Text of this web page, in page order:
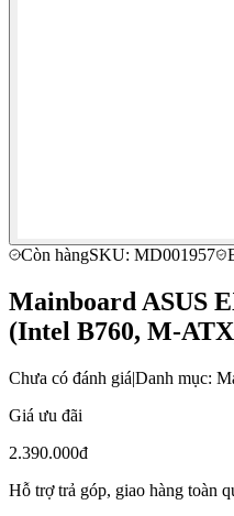
Còn hàngSKU: MD001957
Mainboard ASUS
(Intel B760, M-
Chưa có đánh giá|Danh mục:
Giá ưu đãi
2.390.000đ
Hỗ trợ trả góp, giao hàng toàn